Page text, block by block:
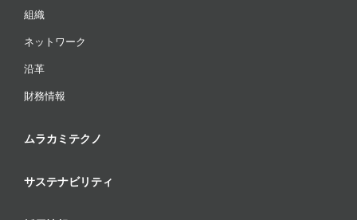
組織
ネットワーク
沿革
財務情報
ムラカミテクノ
サステナビリティ